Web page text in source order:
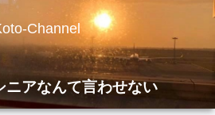
Channel
ニアなんて言わせない